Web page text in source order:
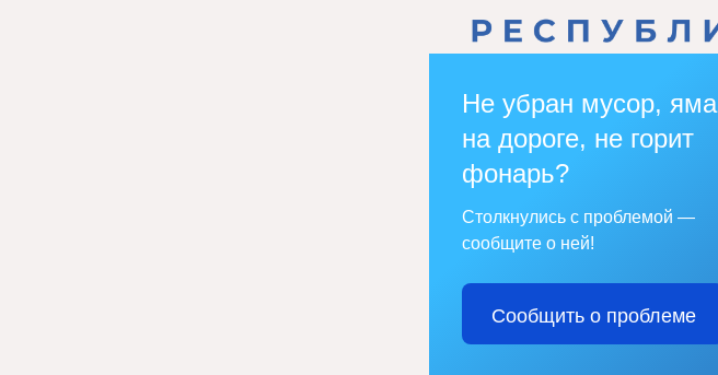
Не убран мусор, яма
на дороге, не горит
фонарь?
Столкнулись с проблемой —
сообщите о ней!
Сообщить о проблеме